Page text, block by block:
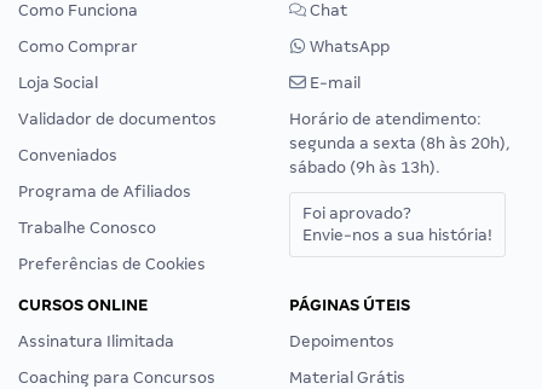
Como Funciona
Como Comprar
Loja Social
Validador de documentos
Conveniados
Programa de Afiliados
Trabalhe Conosco
Preferências de Cookies
Chat
WhatsApp
E-mail
Horário de atendimento:
segunda a sexta (8h às 20h),
sábado (9h às 13h).
Foi aprovado?
Envie-nos a sua história!
CURSOS ONLINE
Assinatura Ilimitada
Coaching para Concursos
PÁGINAS ÚTEIS
Depoimentos
Material Grátis